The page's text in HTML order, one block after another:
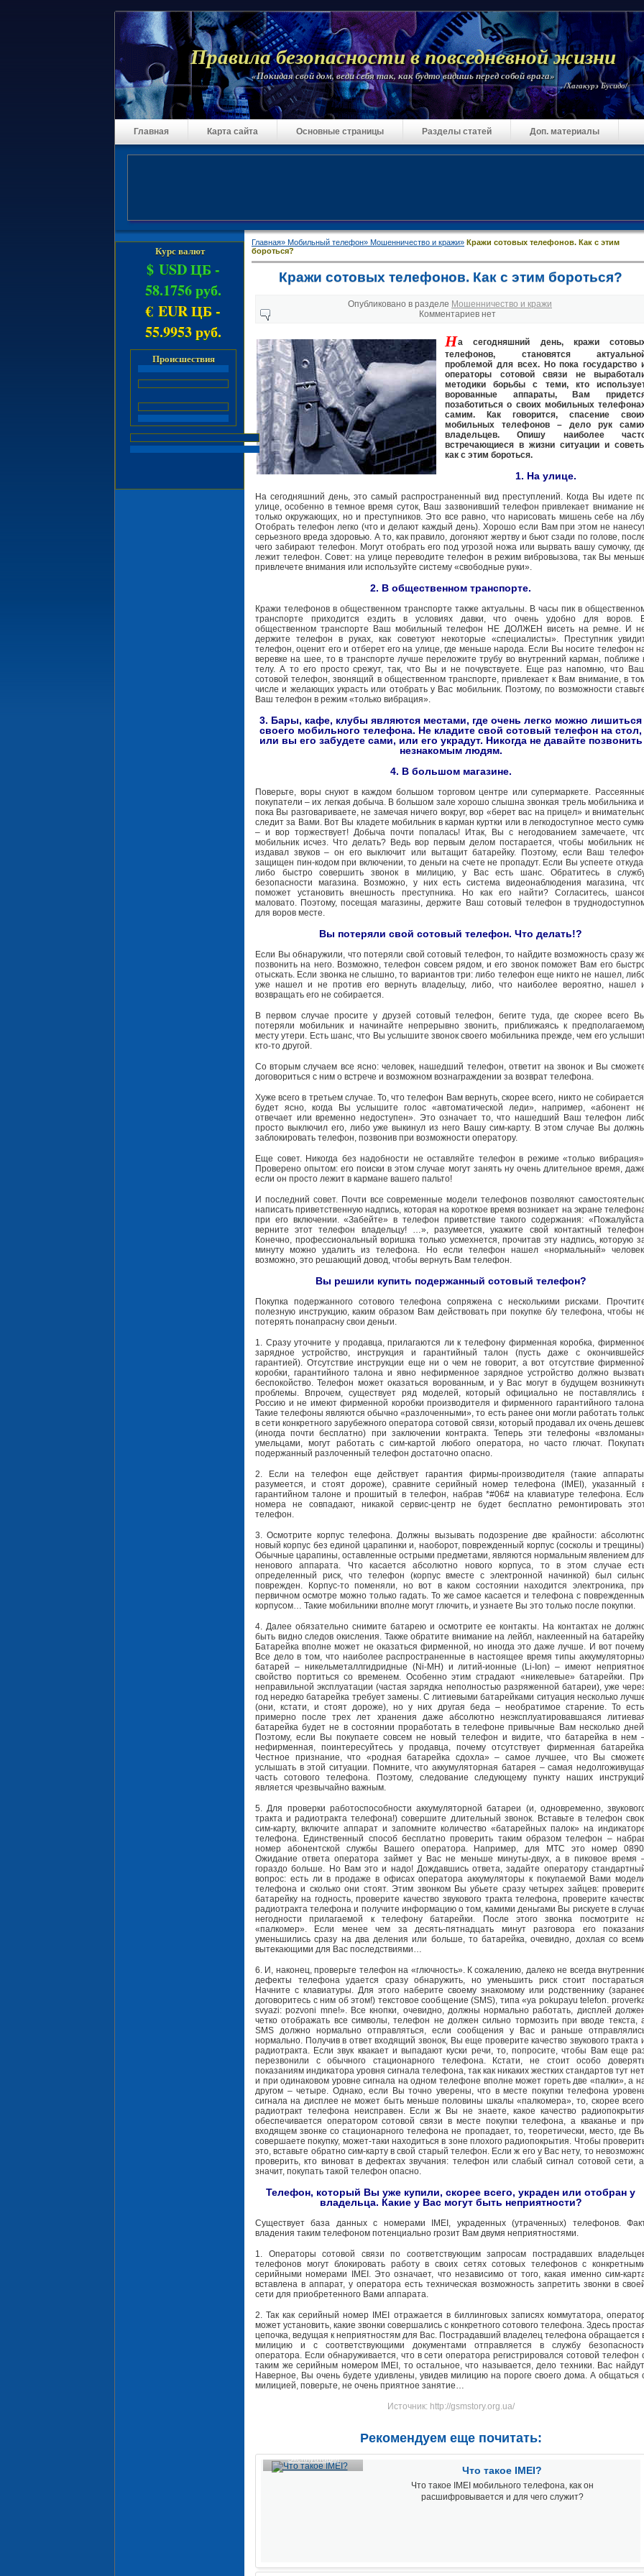
Главная» Мобильный телефон» Мошенничество и кражи» Кражи сотовых телефонов. Как с этим
бороться?
Кражи сотовых телефонов. Как с этим бороться?
Опубликовано в разделе Мошенничество и кражи
Комментариев нет
На сегодняшний день, кражи
телефонов, становятся
проблемой для всех. Но пока государство
операторы сотовой связи не
методики борьбы с теми, кто
ворованные аппараты, Вам
позаботиться о своих мобильных
самим. Как говорится, спасение
мобильных телефонов – дело рук
владельцев. Опишу наиболее
встречающиеся в жизни ситуации и
как с этим бороться.
1. На улице.
На сегодняшний день, это самый распространенный вид преступлений. Когда Вы идете
улице, особенно в темное время суток, Ваш зазвонивший телефон привлекает внимание
только окружающих, но и преступников. Это все равно, что нарисовать мишень себе на
Отобрать телефон легко (что и делают каждый день). Хорошо если Вам при этом не
серьезного вреда здоровью. А то, как правило, догоняют жертву и бьют сзади по голове,
чего забирают телефон. Могут отобрать его под угрозой ножа или вырвать вашу сумочку,
лежит телефон. Совет: на улице переводите телефон в режим вибровызова, так Вы
привлечете внимания или используйте систему «свободные руки».
2. В общественном транспорте.
Кражи телефонов в общественном транспорте также актуальны. В часы пик в
транспорте приходится ездить в условиях давки, что очень удобно для воров.
общественном транспорте Ваш мобильный телефон НЕ ДОЛЖЕН висеть на ремне. И
держите телефон в руках, как советуют некоторые «специалисты». Преступник
телефон, оценит его и отберет его на улице, где меньше народа. Если Вы носите телефон
веревке на шее, то в транспорте лучше переложите трубу во внутренний карман, поближе
телу. А то его просто срежут, так, что Вы и не почувствуете. Еще раз напомню, что
сотовой телефон, звонящий в общественном транспорте, привлекает к Вам внимание, в
числе и желающих украсть или отобрать у Вас мобильник. Поэтому, по возможности
Ваш телефон в режим «только вибрация».
3. Бары, кафе, клубы являются местами, где очень легко можно лишиться
своего мобильного телефона. Не кладите свой сотовый телефон на стол,
или вы его забудете сами, или его украдут. Никогда не давайте позвонить
незнакомым людям.
4. В большом магазине.
Поверьте, воры снуют в каждом большом торговом центре или супермаркете.
покупатели – их легкая добыча. В большом зале хорошо слышна звонкая трель мобильника
пока Вы разговариваете, не замечая ничего вокруг, вор «берет вас на прицел» и
следит за Вами. Вот Вы кладете мобильник в карман куртки или в легкодоступное место
– и вор торжествует! Добыча почти попалась! Итак, Вы с негодованием замечаете,
мобильник исчез. Что делать? Ведь вор первым делом постарается, чтобы мобильник
издавал звуков – он его выключит или вытащит батарейку. Поэтому, если Ваш
защищен пин-кодом при включении, то деньги на счете не пропадут. Если Вы успеете
либо быстро совершить звонок в милицию, у Вас есть шанс. Обратитесь в
безопасности магазина. Возможно, у них есть система видеонаблюдения магазина,
поможет установить внешность преступника. Но как его найти? Согласитесь,
маловато. Поэтому, посещая магазины, держите Ваш сотовый телефон в
для воров месте.
Вы потеряли свой сотовый телефон. Что делать!?
Если Вы обнаружили, что потеряли свой сотовый телефон, то найдите возможность сразу
позвонить на него. Возможно, телефон совсем рядом, и его звонок поможет Вам его
отыскать. Если звонка не слышно, то вариантов три: либо телефон еще никто не нашел,
уже нашел и не против его вернуть владельцу, либо, что наиболее вероятно, нашел
возвращать его не собирается.
В первом случае просите у друзей сотовый телефон, бегите туда, где скорее всего
потеряли мобильник и начинайте непрерывно звонить, приближаясь к
месту утери. Есть шанс, что Вы услышите звонок своего мобильника прежде, чем его
кто-то другой.
Со вторым случаем все ясно: человек, нашедший телефон, ответит на звонок и Вы
договориться с ним о встрече и возможном вознаграждении за возврат телефона.
Хуже всего в третьем случае. То, что телефон Вам вернуть, скорее всего, никто не
будет ясно, когда Вы услышите голос «автоматической леди», например, «абонент
отвечает или временно недоступен». Это означает то, что нашедший Ваш телефон
просто выключил его, либо уже выкинул из него Вашу сим-карту. В этом случае Вы
заблокировать телефон, позвонив при возможности оператору.
Еще совет. Никогда без надобности не оставляйте телефон в режиме «только
Проверено опытом: его поиски в этом случае могут занять ну очень длительное время,
если он просто лежит в кармане вашего пальто!
И последний совет. Почти все современные модели телефонов позволяют
написать приветственную надпись, которая на короткое время возникает на экране
при его включении. «Забейте» в телефон приветствие такого содержания:
верните этот телефон владельцу! …», разумеется, укажите свой контактный
Конечно, профессиональный воришка только усмехнется, прочитав эту надпись, которую
минуту можно удалить из телефона. Но если телефон нашел «нормальный»
возможно, это решающий довод, чтобы вернуть Вам телефон.
Вы решили купить подержанный сотовый телефон?
Покупка подержанного сотового телефона сопряжена с несколькими рисками.
полезную инструкцию, каким образом Вам действовать при покупке б/у телефона, чтобы
потерять понапрасну свои деньги.
1. Сразу уточните у продавца, прилагаются ли к телефону фирменная коробка,
зарядное устройство, инструкция и гарантийный талон (пусть даже с
гарантией). Отсутствие инструкции еще ни о чем не говорит, а вот отсутствие
коробки, гарантийного талона и явно нефирменное зарядное устройство должно
беспокойство. Телефон может оказаться ворованным, и у Вас могут в будущем
проблемы. Впрочем, существует ряд моделей, который официально не поставлялись
Россию и не имеют фирменной коробки производителя и фирменного гарантийного
Такие телефоны являются обычно «разлоченными», то есть ранее они могли работать
в сети конкретного зарубежного оператора сотовой связи, который продавал их очень
(иногда почти бесплатно) при заключении контракта. Теперь эти телефоны
умельцами, могут работать с сим-картой любого оператора, но часто глючат.
подержанный разлоченный телефон достаточно опасно.
2. Если на телефон еще действует гарантия фирмы-производителя (такие
разумеется, и стоят дороже), сравните серийный номер телефона (IMEI), указанный
гарантийном талоне и прошитый в телефон, набрав *#06# на клавиатуре телефона.
номера не совпадают, никакой сервис-центр не будет бесплатно ремонтировать
телефон.
3. Осмотрите корпус телефона. Должны вызывать подозрение две крайности:
новый корпус без единой царапинки и, наоборот, поврежденный корпус (сосколы и
Обычные царапины, оставленные острыми предметами, являются нормальным явлением
ненового аппарата. Что касается абсолютно нового корпуса, то в этом случае
определенный риск, что телефон (корпус вместе с электронной начинкой) был
поврежден. Корпус-то поменяли, но вот в каком состоянии находится электроника,
первичном осмотре можно только гадать. То же самое касается и телефона с
корпусом… Такие мобильники вполне могут глючить, и узнаете Вы это только после покупки.
4. Далее обязательно снимите батарею и осмотрите ее контакты. На контактах не
быть видно следов окисления. Также обратите внимание на лейбл, наклеенный на
Батарейка вполне может не оказаться фирменной, но иногда это даже лучше. И вот
Все дело в том, что наиболее распространенные в настоящее время типы
батарей – никельметаллгидридные (Ni-MH) и литий-ионные (Li-Ion) – имеют
свойство портиться со временем. Особенно этим страдают «никелевые» батарейки.
неправильной эксплуатации (частая зарядка неполностью разряженной батареи), уже
год нередко батарейка требует замены. С литиевыми батарейками ситуация несколько
(они, кстати, и стоят дороже), но у них другая беда – необратимое старение. То
примерно после трех лет хранения даже абсолютно неэксплуатировавшаяся
батарейка будет не в состоянии проработать в телефоне привычные Вам несколько
Поэтому, если Вы покупаете совсем не новый телефон и видите, что батарейка в нем
нефирменная, поинтересуйтесь у продавца, почему отсутствует фирменная
Честное признание, что «родная батарейка сдохла» – самое лучшее, что Вы
услышать в этой ситуации. Помните, что аккумуляторная батарея – самая
часть сотового телефона. Поэтому, следование следующему пункту наших
является чрезвычайно важным.
5. Для проверки работоспособности аккумуляторной батареи (и, одновременно,
тракта и радиотракта телефона!) совершите длительный звонок. Вставьте в телефон
сим-карту, включите аппарат и запомните количество «батарейных палок» на
телефона. Единственный способ бесплатно проверить таким образом телефон –
номер абонентской службы Вашего оператора. Например, для МТС это номер
Ожидание ответа оператора займет у Вас не меньше минуты-двух, а в пиковое время
гораздо больше. Но Вам это и надо! Дождавшись ответа, задайте оператору
вопрос: есть ли в продаже в офисах оператора аккумуляторы к покупаемой Вами
телефона и сколько они стоят. Этим звонком Вы убьете сразу четырех зайцев:
батарейку на годность, проверите качество звукового тракта телефона, проверите
радиотракта телефона и получите информацию о том, камими деньгами Вы рискуете в
негодности прилагаемой к телефону батарейки. После этого звонка посмотрите
«палкомер». Если менее чем за десять-пятнадцать минут разговора его
уменьшились сразу на два деления или больше, то батарейка, очевидно, дохлая со
вытекающими для Вас последствиями…
6. И, наконец, проверьте телефон на «глючность». К сожалению, далеко не всегда
дефекты телефона удается сразу обнаружить, но уменьшить риск стоит
Начните с клавиатуры. Для этого наберите своему знакомому или родственнику
договоритесь с ним об этом!) текстовое сообщение (SMS), типа «ya pokupayu telefon.
svyazi: pozvoni mne!». Все кнопки, очевидно, должны нормально работать, дисплей
четко отображать все символы, телефон не должен сильно тормозить при вводе текста,
SMS должно нормально отправляться, если сообщения у Вас и раньше
нормально. Получив в ответ входящий звонок, Вы еще проверите качество звукового тракта
радиотракта. Если звук квакает и выпадают куски речи, то, попросите, чтобы Вам еще
перезвонили с обычного стационарного телефона. Кстати, не стоит особо
показаниям индикатора уровня сигнала телефона, так как никаких жестких стандартов тут
и при одинаковом уровне сигнала на одном телефоне вполне может гореть две «палки», а
другом – четыре. Однако, если Вы точно уверены, что в месте покупки телефона
сигнала на дисплее не может быть меньше половины шкалы «палкомера», то, скорее
радиотракт телефона неисправен. Если ж Вы не знаете, какое качество
обеспечивается оператором сотовой связи в месте покупки телефона, а кваканье и
входящем звонке со стационарного телефона не пропадает, то, теоретически, место, где
совершаете покупку, может-таки находиться в зоне плохого радиопокрытия. Чтобы
это, вставьте обратно сим-карту в свой старый телефон. Если ж его у Вас нету, то
проверить, кто виноват в дефектах звучания: телефон или слабый сигнал сотовой сети,
значит, покупать такой телефон опасно.
Телефон, который Вы уже купили, скорее всего, украден или отобран у
владельца. Какие у Вас могут быть неприятности?
Существует база данных с номерами IMEI, украденных (утраченных) телефонов.
владения таким телефоном потенциально грозит Вам двумя неприятностями.
1. Операторы сотовой связи по соответствующим запросам пострадавших
телефонов могут блокировать работу в своих сетях сотовых телефонов с
серийными номерами IMEI. Это означает, что независимо от того, какая именно сим-
вставлена в аппарат, у оператора есть техническая возможность запретить звонки в
сети для приобретенного Вами аппарата.
2. Так как серийный номер IMEI отражается в биллинговых записях коммутатора,
может установить, какие звонки совершались с конкретного сотового телефона. Здесь
цепочка, ведущая к неприятностям для Вас. Пострадавший владелец телефона обращается
милицию и с соответствующими документами отправляется в службу
оператора. Если обнаруживается, что в сети оператора регистрировался сотовой телефон
таким же серийным номером IMEI, то остальное, что называется, дело техники. Вас
Наверное, Вы очень будете удивлены, увидев милицию на пороге своего дома. А общаться
милицией, поверьте, не очень приятное занятие…
Источник: http://gsmstory.org.ua/
Рекомендуем еще почитать:
Эксплуатация
Что такое IMEI?
Что такое IMEI мобильного телефона, как он
расшифровывается и для чего служит?
Курс валют
$ USD ЦБ -
58.1756 руб.
€ EUR ЦБ -
55.9953 руб.
Происшествия
Правила безопасности в повседневной жизни
«Покидая свой дом, веди себя так, как будто видишь перед собой врага»
/Хагакурэ Бусидо/
Главная Карта сайта Основные страницы Разделы статей Доп. материалы